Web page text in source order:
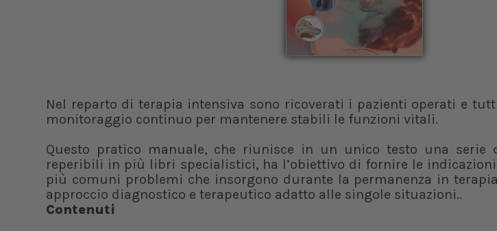
Nel reparto di terapia intensiva sono ricoverati i pazienti operati e
monitoraggio continuo per mantenere stabili le funzioni vitali.
Questo pratico manuale, che riunisce in un unico testo una serie
reperibili in più libri specialistici, ha l’obiettivo di fornire le
più comuni problemi che insorgono durante la permanenza in
approccio diagnostico e terapeutico adatto alle singole situazioni..
Contenuti